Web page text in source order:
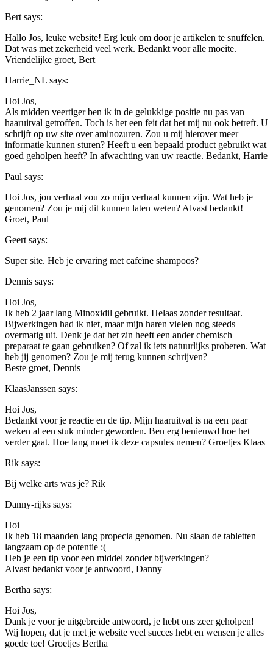
Bert says:
Hallo Jos, leuke website! Erg leuk om door je artikelen te snuffelen.
Dat was met zekerheid veel werk. Bedankt voor alle moeite.
Vriendelijke groet, Bert
Harrie_NL says:
Hoi Jos,
Als midden veertiger ben ik in de gelukkige positie nu pas van
haaruitval getroffen. Toch is het een feit dat het mij nu ook betreft. U
schrijft op uw site over aminozuren. Zou u mij hierover meer
informatie kunnen sturen? Heeft u een bepaald product gebruikt wat
goed geholpen heeft? In afwachting van uw reactie. Bedankt, Harrie
Paul says:
Hoi Jos, jou verhaal zou zo mijn verhaal kunnen zijn. Wat heb je
genomen? Zou je mij dit kunnen laten weten? Alvast bedankt!
Groet, Paul
Geert says:
Super site. Heb je ervaring met cafeïne shampoos?
Dennis says:
Hoi Jos,
Ik heb 2 jaar lang Minoxidil gebruikt. Helaas zonder resultaat.
Bijwerkingen had ik niet, maar mijn haren vielen nog steeds
overmatig uit. Denk je dat het zin heeft een ander chemisch
preparaat te gaan gebruiken? Of zal ik iets natuurlijks proberen. Wat
heb jij genomen? Zou je mij terug kunnen schrijven?
Beste groet, Dennis
KlaasJanssen says:
Hoi Jos,
Bedankt voor je reactie en de tip. Mijn haaruitval is na een paar
weken al een stuk minder geworden. Ben erg benieuwd hoe het
verder gaat. Hoe lang moet ik deze capsules nemen? Groetjes Klaas
Rik says:
Bij welke arts was je? Rik
Danny-rijks says:
Hoi
Ik heb 18 maanden lang propecia genomen. Nu slaan de tabletten
langzaam op de potentie :(
Heb je een tip voor een middel zonder bijwerkingen?
Alvast bedankt voor je antwoord, Danny
Bertha says:
Hoi Jos,
Dank je voor je uitgebreide antwoord, je hebt ons zeer geholpen!
Wij hopen, dat je met je website veel succes hebt en wensen je alles
goede toe! Groetjes Bertha